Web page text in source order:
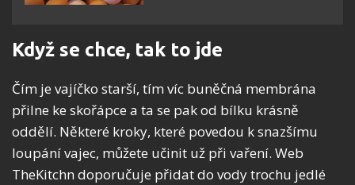
Když se chce, tak to jde
Čím je vajíčko starší, tím víc buněčná membrána
přilne ke skořápce a ta se pak od bílku krásně
oddělí. Některé kroky, které povedou k snazšímu
loupání vajec, můžete učinit už při vaření. Web
TheKitchn doporučuje přidat do vody trochu jedlé